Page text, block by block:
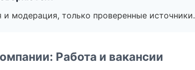
и модерация, только проверенные источники.
Работа и вакансии